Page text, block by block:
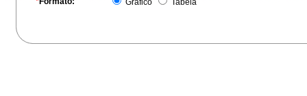
Gráfico Tabela